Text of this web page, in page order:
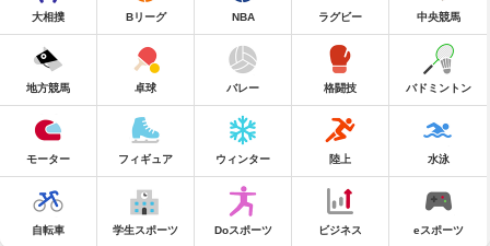
大相撲 Bリーグ NBA ラグビー 中央競馬
地方競馬 卓球 バレー 格闘技 バドミントン
モーター フィギュア ウィンター 陸上 水泳
自転車 学生スポーツ Doスポーツ ビジネス eスポーツ